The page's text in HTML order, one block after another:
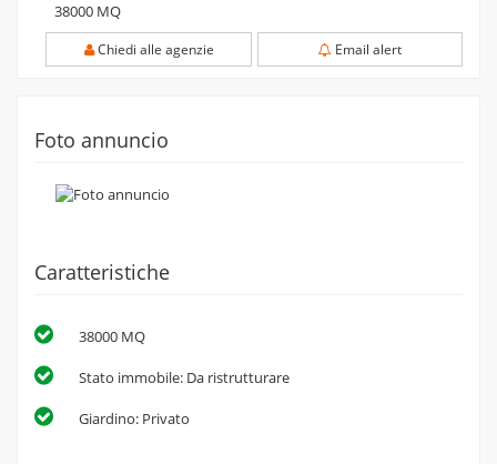
38000 MQ
Email alert
Chiedi alle agenzie
Foto annuncio
Caratteristiche
38000 MQ
Stato immobile: Da ristrutturare
Giardino: Privato